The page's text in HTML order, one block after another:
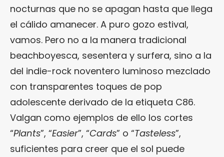
nocturnas que no se apagan hasta que llega
el cálido amanecer. A puro gozo estival,
vamos. Pero no a la manera tradicional
beachboyesca, sesentera y surfera, sino a la
del indie-rock noventero luminoso mezclado
con transparentes toques de pop
adolescente derivado de la etiqueta C86.
Valgan como ejemplos de ello los cortes
“Plants”, “Easier”, “Cards” o “Tasteless”,
suficientes para creer que el sol puede